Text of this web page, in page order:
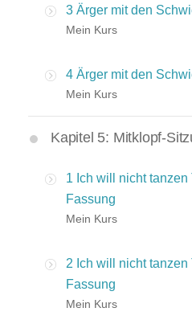
3 Ärger mit den
Mein Kurs
4 Ärger mit den
Mein Kurs
Kapitel 5: Mitklopf-
1 Ich will nicht
Fassung
Mein Kurs
2 Ich will nicht tanzen
Fassung
Mein Kurs